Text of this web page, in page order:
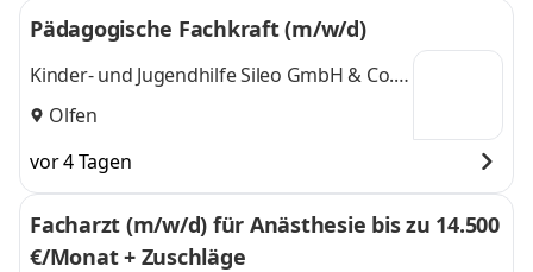
Pädagogische Fachkraft (m/w/d)
Kinder- und Jugendhilfe Sileo GmbH & Co.
KGOlfen
vor 4 Tagen
Facharzt (m/w/d) für Anästhesie bis zu 14.500
€/Monat + Zuschläge